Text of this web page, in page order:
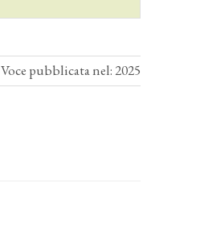
Voce pubblicata nel: 2025